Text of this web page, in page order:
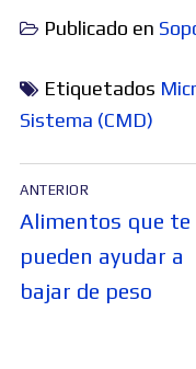
Publicado en
Etiquetados
Sistema (CMD)
Navegación
de
entradas
ANTERIOR
Entrada
anterior:
Alimentos que te
pueden ayudar a
bajar de peso